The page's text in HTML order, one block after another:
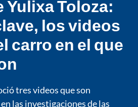
Yulixa Toloza:
los videos
carro en el que
tres videos que son
las investigaciones de las